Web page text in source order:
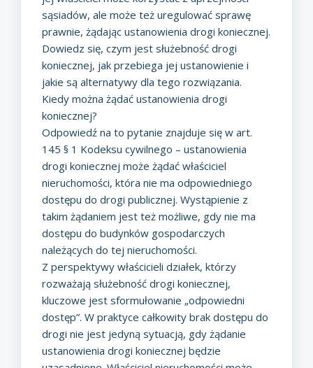
sąsiadów, ale może też uregulować sprawę
prawnie, żądając ustanowienia drogi koniecznej.
Dowiedz się, czym jest służebność drogi
koniecznej, jak przebiega jej ustanowienie i
jakie są alternatywy dla tego rozwiązania.
Kiedy można żądać ustanowienia drogi
koniecznej?
Odpowiedź na to pytanie znajduje się w art.
145 § 1 Kodeksu cywilnego – ustanowienia
drogi koniecznej może żądać właściciel
nieruchomości, która nie ma odpowiedniego
dostępu do drogi publicznej. Wystąpienie z
takim żądaniem jest też możliwe, gdy nie ma
dostępu do budynków gospodarczych
należących do tej nieruchomości.
Z perspektywy właścicieli działek, którzy
rozważają służebność drogi koniecznej,
kluczowe jest sformułowanie „odpowiedni
dostęp”. W praktyce całkowity brak dostępu do
drogi nie jest jedyną sytuacją, gdy żądanie
ustanowienia drogi koniecznej będzie